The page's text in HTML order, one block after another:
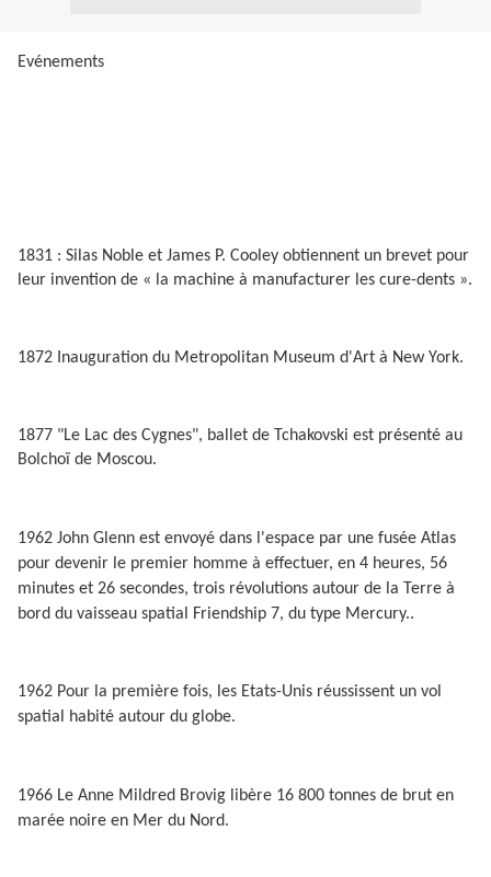
Evénements
1831 : Silas Noble et James P. Cooley obtiennent un brevet pour
leur invention de « la machine à manufacturer les cure-dents ».
1872 Inauguration du Metropolitan Museum d'Art à New York.
1877 "Le Lac des Cygnes", ballet de Tchakovski est présenté au
Bolchoï de Moscou.
1962 John Glenn est envoyé dans l'espace par une fusée Atlas
pour devenir le premier homme à effectuer, en 4 heures, 56
minutes et 26 secondes, trois révolutions autour de la Terre à
bord du vaisseau spatial Friendship 7, du type Mercury..
1962 Pour la première fois, les Etats-Unis réussissent un vol
spatial habité autour du globe.
1966 Le Anne Mildred Brovig libère 16 800 tonnes de brut en
marée noire en Mer du Nord.